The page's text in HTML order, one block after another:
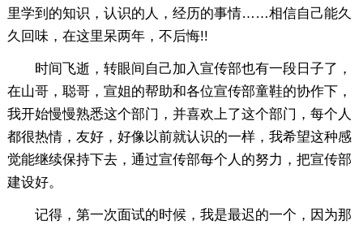
里学到的知识，认识的人，经历的事情……相信自己能久
久回味，在这里呆两年，不后悔!!
时间飞逝，转眼间自己加入宣传部也有一段日子了，
在山哥，聪哥，宣姐的帮助和各位宣传部童鞋的协作下，
我开始慢慢熟悉这个部门，并喜欢上了这个部门，每个人
都很热情，友好，好像以前就认识的一样，我希望这种感
觉能继续保持下去，通过宣传部每个人的努力，把宣传部
建设好。
记得，第一次面试的时候，我是最迟的一个，因为那